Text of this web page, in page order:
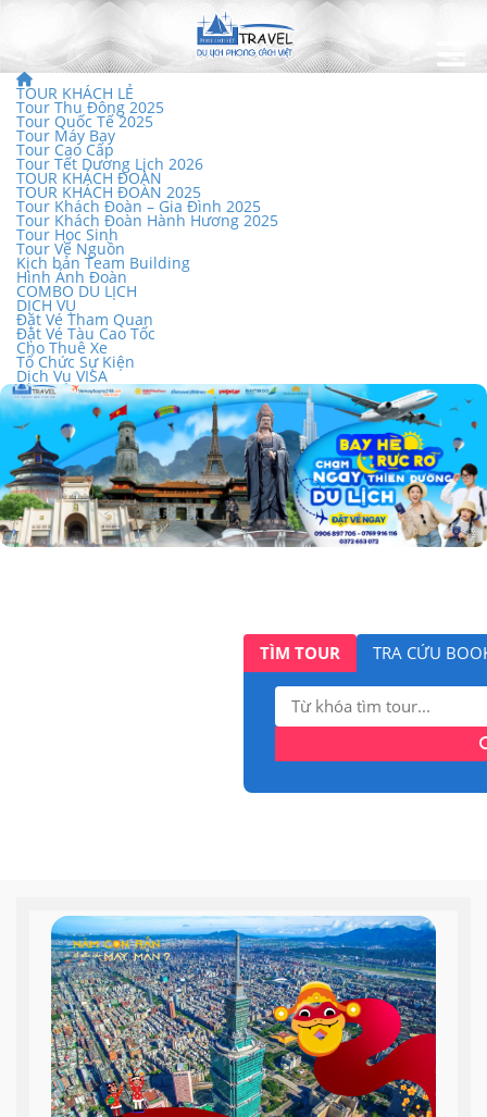
TOUR KHÁCH LẺ
Tour Thu Đông 2025
Tour Quốc Tế 2025
Tour Máy Bay
Tour Cao Cấp
Tour Tết Dương Lịch 2026
TOUR KHÁCH ĐOÀN
TOUR KHÁCH ĐOÀN 2025
Tour Khách Đoàn – Gia Đình 2025
Tour Khách Đoàn Hành Hương 2025
Tour Học Sinh
Tour Về Nguồn
Kịch bản Team Building
Hình Ảnh Đoàn
COMBO DU LỊCH
DỊCH VỤ
Đặt Vé Tham Quan
Đặt Vé Tàu Cao Tốc
Cho Thuê Xe
Tổ Chức Sự Kiện
Dịch Vụ VISA
TÌM TOUR TRA CỨU
Tìm
kiếm: